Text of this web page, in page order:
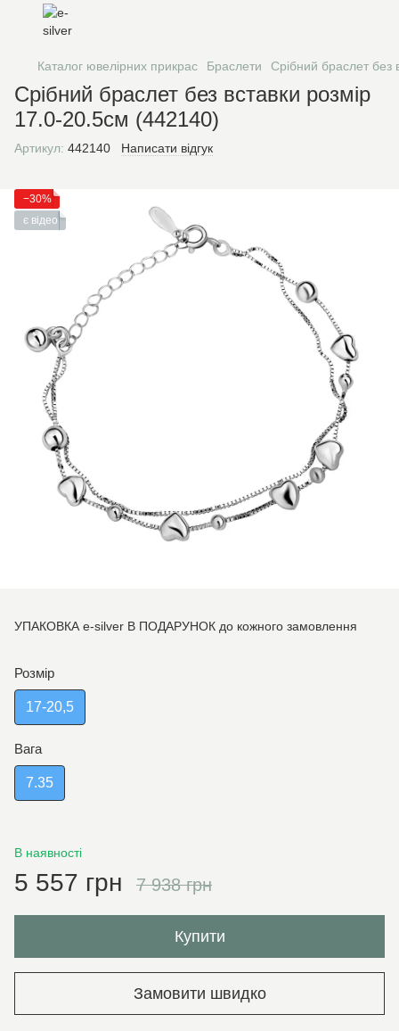
Каталог ювелірних прикрас Браслети Срібний браслет без
Срібний браслет без вставки розмір
17.0-20.5см (442140)
Артикул: 442140 Написати відгук
−30%
є відео
УПАКОВКА e-silver В ПОДАРУНОК до кожного замовлення
Розмір
17-20,5
Вага
7.35
В наявності
5 557 грн 7 938 грн
Купити
Замовити швидко